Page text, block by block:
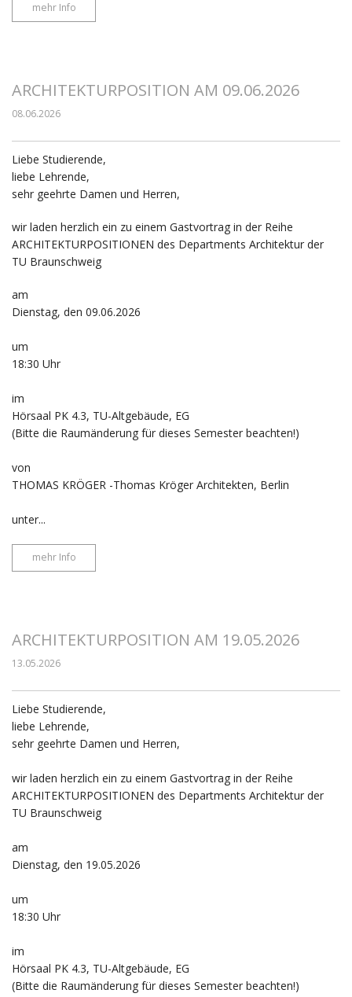
mehr Info
ARCHITEKTURPOSITION AM 09.06.2026
08.06.2026
Liebe Studierende,
liebe Lehrende,
sehr geehrte Damen und Herren,
wir laden herzlich ein zu einem Gastvortrag in der Reihe
ARCHITEKTURPOSITIONEN des Departments Architektur der
TU Braunschweig
am
Dienstag, den 09.06.2026
um
18:30 Uhr
im
Hörsaal PK 4.3, TU-Altgebäude, EG
(Bitte die Raumänderung für dieses Semester beachten!)
von
THOMAS KRÖGER -Thomas Kröger Architekten, Berlin
unter...
mehr Info
ARCHITEKTURPOSITION AM 19.05.2026
13.05.2026
Liebe Studierende,
liebe Lehrende,
sehr geehrte Damen und Herren,
wir laden herzlich ein zu einem Gastvortrag in der Reihe
ARCHITEKTURPOSITIONEN des Departments Architektur der
TU Braunschweig
am
Dienstag, den 19.05.2026
um
18:30 Uhr
im
Hörsaal PK 4.3, TU-Altgebäude, EG
(Bitte die Raumänderung für dieses Semester beachten!)